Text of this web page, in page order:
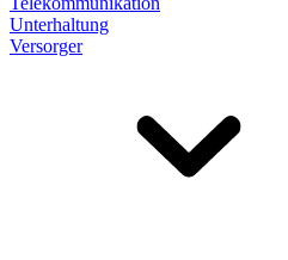
Unterhaltung
Versorger